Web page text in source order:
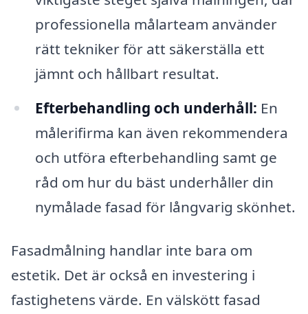
professionella målarteam använder
rätt tekniker för att säkerställa ett
jämnt och hållbart resultat.
Efterbehandling och underhåll: En
målerifirma kan även rekommendera
och utföra efterbehandling samt ge
råd om hur du bäst underhåller din
nymålade fasad för långvarig skönhet.
Fasadmålning handlar inte bara om
estetik. Det är också en investering i
fastighetens värde. En välskött fasad